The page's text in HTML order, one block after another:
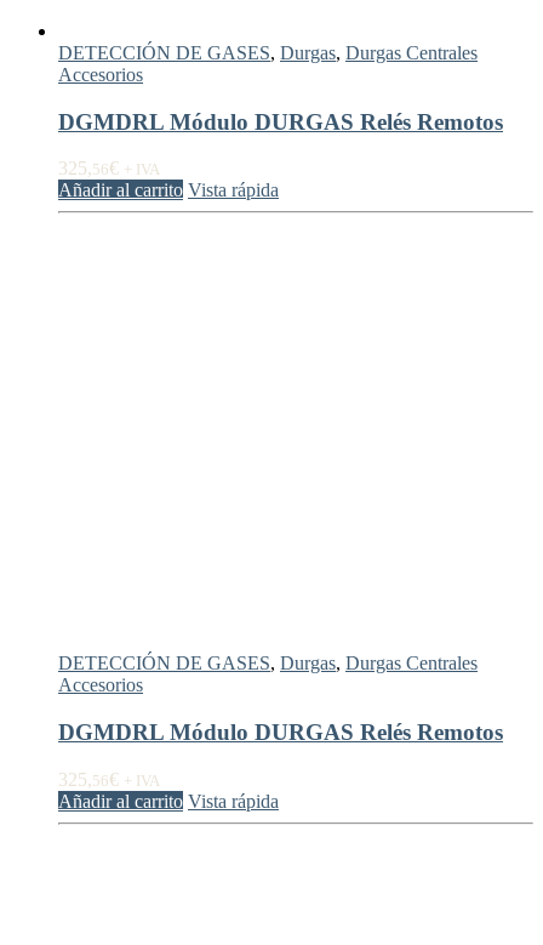
DETECCIÓN DE GASES, Durgas, Durgas Centrales
Accesorios
DGMDRL Módulo DURGAS Relés Remotos
325,56€ + IVA
Añadir al carrito Vista rápida
DETECCIÓN DE GASES, Durgas, Durgas Centrales
Accesorios
DGMDRL Módulo DURGAS Relés Remotos
325,56€ + IVA
Añadir al carrito Vista rápida